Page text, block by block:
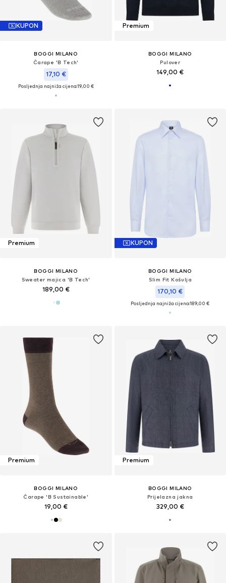
KUPON
BOGGI MILANO
Čarape 'B Tech'
17,10 €
Posljednja najniža cijena:19,00 €
Premium
BOGGI MILANO
Pulover
149,00 €
Premium
BOGGI MILANO
Sweater majica 'B Tech'
189,00 €
KUPON
BOGGI MILANO
Slim Fit Košulja
170,10 €
Posljednja najniža cijena:189,00 €
Premium
BOGGI MILANO
Čarape 'B Sustainable'
19,00 €
Premium
BOGGI MILANO
Prijelazna jakna
329,00 €